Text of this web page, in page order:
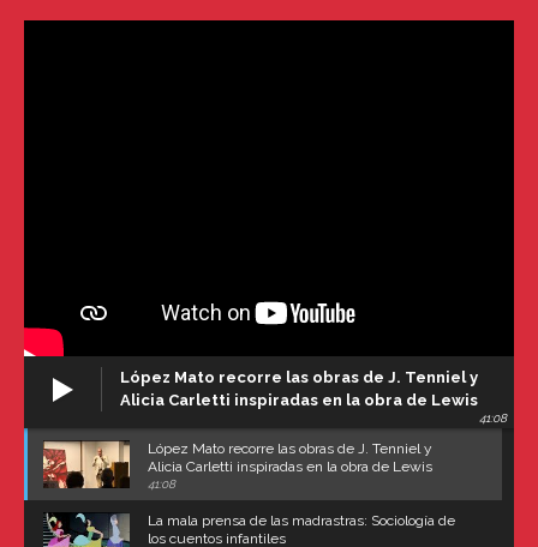
López Mato recorre las obras de J. Tenniel y
Alicia Carletti inspiradas en la obra de Lewis
41:08
López Mato recorre las obras de J. Tenniel y
Alicia Carletti inspiradas en la obra de Lewis
Carroll
41:08
La mala prensa de las madrastras: Sociología de
los cuentos infantiles